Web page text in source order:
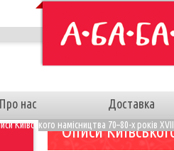
Про нас Доставка
Київського намісництва 70–80-х років
Описи